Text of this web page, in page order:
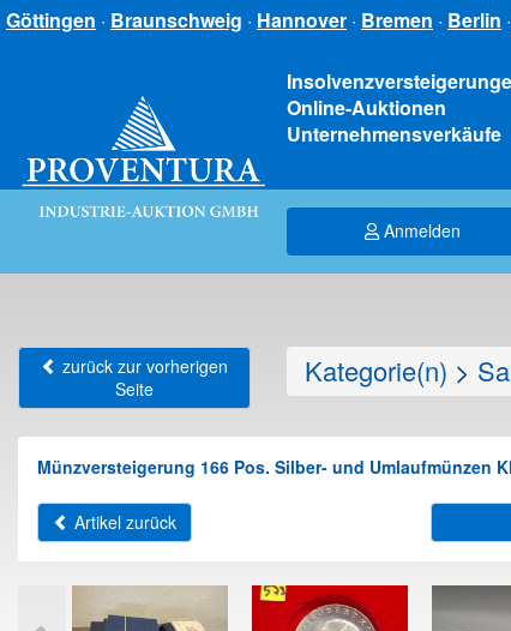
Göttingen · Braunschweig · Hannover · Bremen · Berlin ·
Online-Auktionen
Unternehmensverkäufe
Anmelden
zurück zur vorherigen
Seite
Kategorie(n) >
Münzversteigerung 166 Pos. Silber- und Umlaufmünzen
Artikel zurück